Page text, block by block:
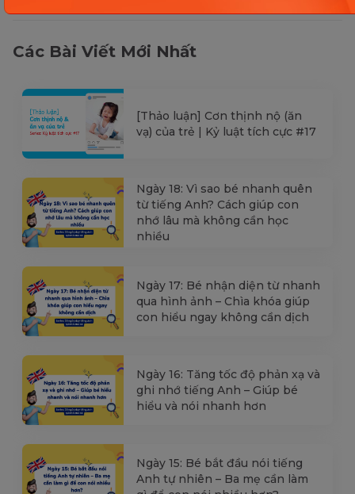
Các Bài Viết Mới Nhất
[Thảo luận] Cơn thịnh nộ (ăn
vạ) của trẻ | Kỷ luật tích cực #17
Ngày 18: Vì sao bé nhanh quên
từ tiếng Anh? Cách giúp con
nhớ lâu mà không cần học
nhiều
Ngày 17: Bé nhận diện từ nhanh
qua hình ảnh – Chìa khóa giúp
con hiểu ngay không cần dịch
Ngày 16: Tăng tốc độ phản xạ và
ghi nhớ tiếng Anh – Giúp bé
hiểu và nói nhanh hơn
Ngày 15: Bé bắt đầu nói tiếng
Anh tự nhiên – Ba mẹ cần làm